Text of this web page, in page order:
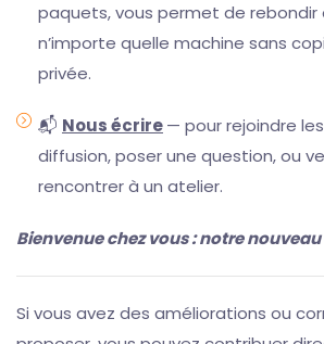
paquets, vous permet de rebondir
n’importe quelle machine sans
privée.
📬 Nous écrire— pour rejoindre
diffusion, poser une question, ou
rencontrer à un atelier.
Bienvenue chez vous :notrenouveau
Si vous avez des améliorations ou